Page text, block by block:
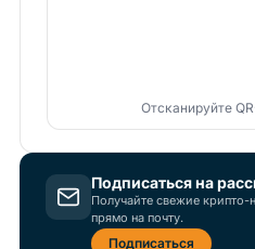
Отсканируйте
Подписаться на
Получайте свежие крипто-
прямо на почту.
Подписаться